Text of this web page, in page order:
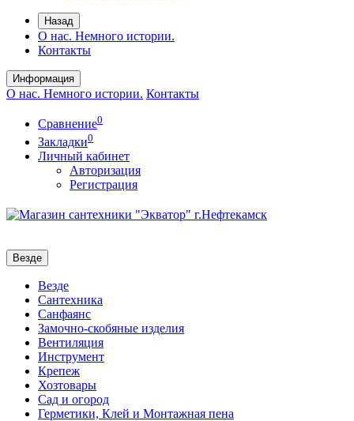
Назад
О нас. Немного истории.
Контакты
Информация
О нас. Немного истории. Контакты
Сравнение0
Закладки0
Личный кабинет
Авторизация
Регистрация
Везде
Везде
Сантехника
Санфаянс
Замочно-скобяные изделия
Вентиляция
Инструмент
Крепеж
Хозтовары
Сад и огород
Герметики, Клей и Монтажная пена